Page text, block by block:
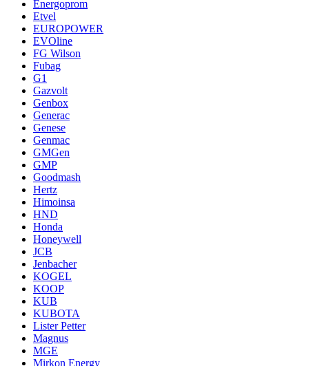
Energoprom
Etvel
EUROPOWER
EVOline
FG Wilson
Fubag
G1
Gazvolt
Genbox
Generac
Genese
Genmac
GMGen
GMP
Goodmash
Hertz
Himoinsa
HND
Honda
Honeywell
JCB
Jenbacher
KOGEL
KOOP
KUB
KUBOTA
Lister Petter
Magnus
MGE
Mirkon Energy